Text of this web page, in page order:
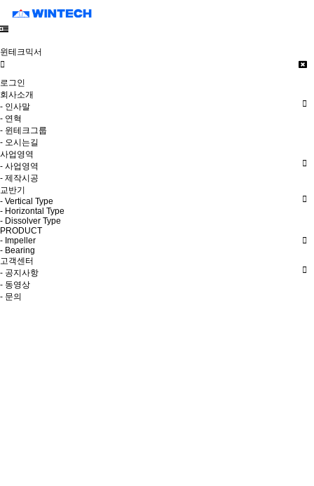
윈테크믹서
로그인
회사소개
- 인사말
- 연혁
- 윈테크그룹
- 오시는길
사업영역
- 사업영역
- 제작시공
교반기
- Vertical Type
- Horizontal Type
- Dissolver Type
PRODUCT
- Impeller
- Bearing
고객센터
- 공지사항
- 동영상
- 문의